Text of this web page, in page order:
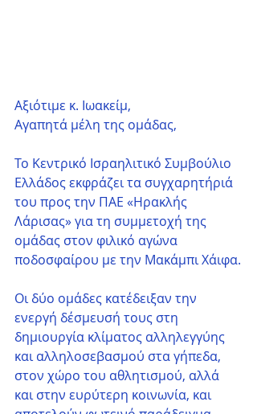
Αξιότιμε κ. Ιωακείμ,
Αγαπητά μέλη της ομάδας,
Το Κεντρικό Ισραηλιτικό Συμβούλιο
Ελλάδος εκφράζει τα συγχαρητήριά
του προς την ΠΑΕ «Ηρακλής
Λάρισας» για τη συμμετοχή της
ομάδας στον φιλικό αγώνα
ποδοσφαίρου με την Μακάμπι Χάιφα.
Οι δύο ομάδες κατέδειξαν την
ενεργή δέσμευσή τους στη
δημιουργία κλίματος αλληλεγγύης
και αλληλοσεβασμού στα γήπεδα,
στον χώρο του αθλητισμού, αλλά
και στην ευρύτερη κοινωνία, και